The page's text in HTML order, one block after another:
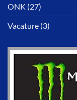
ONK (27)
Vacature (3)